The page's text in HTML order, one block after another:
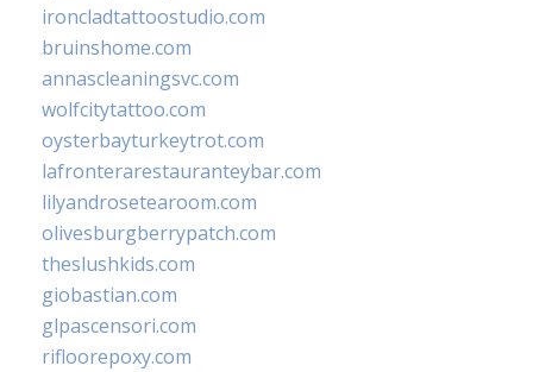
ironcladtattoostudio.com
bruinshome.com
annascleaningsvc.com
wolfcitytattoo.com
oysterbayturkeytrot.com
lafronterarestauranteybar.com
lilyandrosetearoom.com
olivesburgberrypatch.com
theslushkids.com
giobastian.com
glpascensori.com
rifloorepoxy.com